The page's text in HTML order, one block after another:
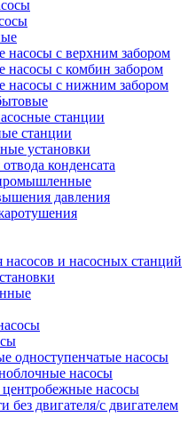
с верхним забором
насосы с комбин забором
насосы с нижним забором
станции
станции
установки
конденсата
давления
и насосных станций
одноступенчатые насосы
насосы
насосы
без двигателя/с двигателем